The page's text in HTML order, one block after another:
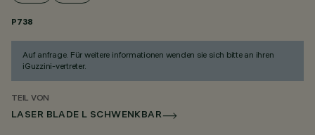
P738
Auf anfrage. Für weitere informationen wenden sie sich bitte an ihren
iGuzzini-vertreter.
TEIL VON
LASER BLADE L SCHWENKBAR